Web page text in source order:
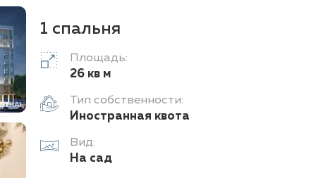
1 спальня
Площадь:
26 кв м
Тип собственности:
Иностранная квота
Вид:
На сад